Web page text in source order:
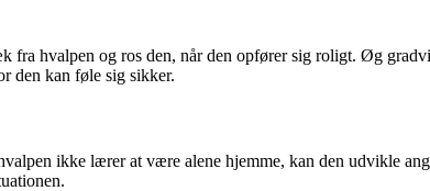
hvalpen og ros den, når den opfører sig roligt. Øg
den kan føle sig sikker.
ikke lærer at være alene hjemme, kan den udvikle